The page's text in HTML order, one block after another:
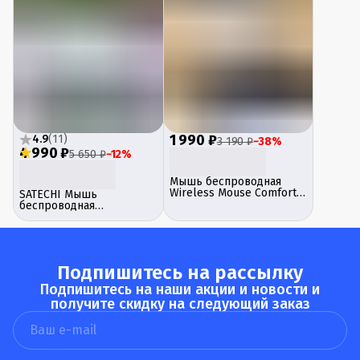
4.9(11)
4 990 ₽5 650 ₽−12%
SATECHI Мышь
беспроводная
компьютерная M1
Bluetooth ST-ABTCMB
1 990 ₽3 190 ₽−38%
Мышь беспроводная
Wireless Mouse Comfort
Подпишитесь на рассылку
Подпишитесь на наши акции и новости и
получите скидку на следующий заказ